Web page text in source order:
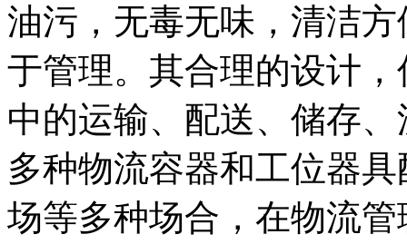
油污，无毒无味，清洁
于管理。其合理的设计
中的运输、配送、储存
多种物流容器和工位器
场等多种场合，在物流